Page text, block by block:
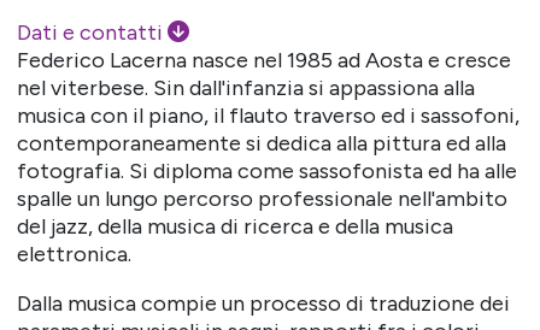
Dati e contatti
Federico Lacerna nasce nel 1985 ad Aosta e cresce
nel viterbese. Sin dall'infanzia si appassiona alla
musica con il piano, il flauto traverso ed i sassofoni,
contemporaneamente si dedica alla pittura ed alla
fotografia. Si diploma come sassofonista ed ha alle
spalle un lungo percorso professionale nell'ambito
del jazz, della musica di ricerca e della musica
elettronica.
Dalla musica compie un processo di traduzione dei